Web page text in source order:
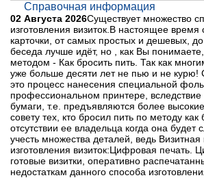
Справочная информация
02 Августа 2026Существует множество
изготовления визиток.В настоящее
карточки, от самых простых и дешевых,
беседа лучше идёт, но , как Вы
методом - Как бросить пить. Так как
уже больше десяти лет не пью и не курю!
это процесс нанесения специальной
профессиональном принтере, вследствие
бумаги, т.е. предъявляются более
совету тех, кто бросил пить по методу
отсутствии ее владельца когда она
учесть множества деталей, ведь
изготовления визиток:Цифровая
готовые визитки, оперативно
недостаткам данного способа